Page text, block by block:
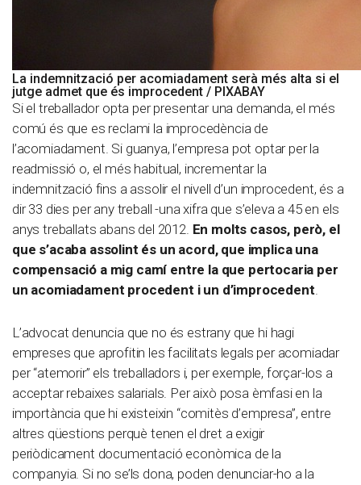
La indemnització per acomiadament serà més alta si el
jutge admet que és improcedent / PIXABAY
Si el treballador opta per presentar una demanda, el més
comú és que es reclami la improcedència de
l’acomiadament. Si guanya, l’empresa pot optar per la
readmissió o, el més habitual, incrementar la
indemnització fins a assolir el nivell d’un improcedent, és a
dir 33 dies per any treball -una xifra que s’eleva a 45 en els
anys treballats abans del 2012. En molts casos, però, el
que s’acaba assolint és un acord, que implica una
compensació a mig camí entre la que pertocaria per
un acomiadament procedent i un d’improcedent.
L’advocat denuncia que no és estrany que hi hagi
empreses que aprofitin les facilitats legals per acomiadar
per “atemorir” els treballadors i, per exemple, forçar-los a
acceptar rebaixes salarials. Per això posa èmfasi en la
importància que hi existeixin “comitès d’empresa”, entre
altres qüestions perquè tenen el dret a exigir
periòdicament documentació econòmica de la
companyia. Si no se’ls dona, poden denunciar-ho a la